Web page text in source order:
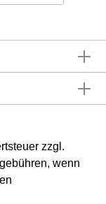
zzgl.
wenn